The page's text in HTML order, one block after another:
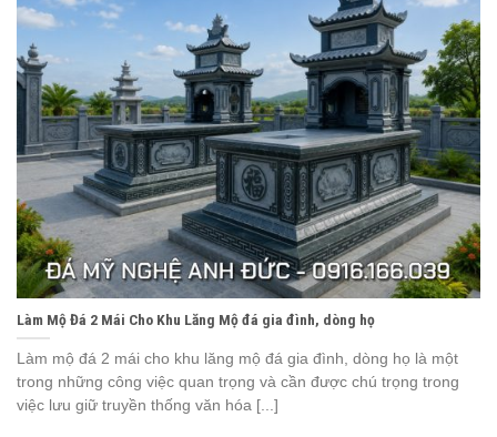
Làm Mộ Đá 2 Mái Cho Khu Lăng Mộ đá gia đình, dòng họ
Làm mộ đá 2 mái cho khu lăng mộ đá gia đình, dòng họ là một
trong những công việc quan trọng và cần được chú trọng trong
việc lưu giữ truyền thống văn hóa [...]